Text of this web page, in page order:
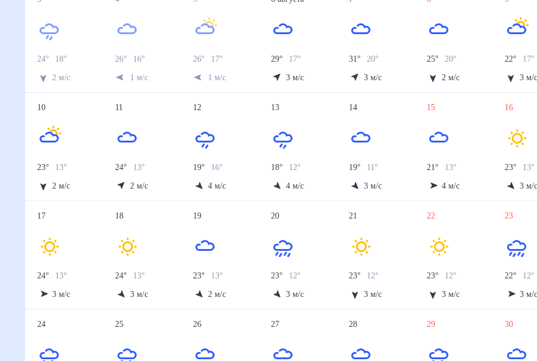
24° 18°
2 м/с
26° 16°
1 м/с
26° 17°
1 м/с
29° 17°
3 м/с
31° 20°
3 м/с
25° 20
2 м/с
22° 17°
3 м/
10
23° 13°
2 м/с
11
24° 13°
2 м/с
12
19° 16°
4 м/с
13
18° 12°
4 м/с
14
19° 11°
3 м/с
15
21° 13°
4 м/с
16
23° 13°
3 м/
17
24° 13°
3 м/с
18
24° 13°
3 м/с
19
23° 13°
2 м/с
20
23° 12°
3 м/с
21
23° 12°
3 м/с
22
23° 12°
3 м/с
23
22° 12°
3 м/
24 25 26 27 28 29 30